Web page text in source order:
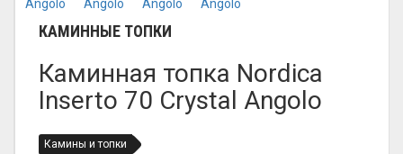
КАМИННЫЕ ТОПКИ
Каминная топка Nordica
Inserto 70 Crystal Angolo
Камины и топки